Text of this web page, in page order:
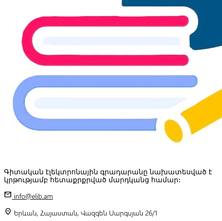
Գիտական էլեկտրոնային գրադարանը նախատեսված է
կրթությամբ հետաքրքրված մարդկանց համար:
mail info@elib.am
location_on Երևան, Հայաստան, Վազգեն Սարգսյան 26/1